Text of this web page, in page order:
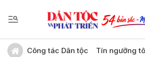
Công tác Dân tộc Tín ngưỡng